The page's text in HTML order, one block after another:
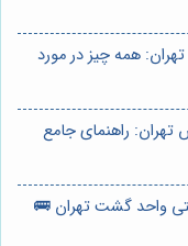
همه چیز در مورد
راهنمای جامع
واحد گشت تهران 🚌